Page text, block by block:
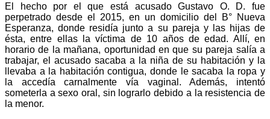
El hecho por el que está acusado Gustavo O. D. fue
perpetrado desde el 2015, en un domicilio del B° Nueva
Esperanza, donde residía junto a su pareja y las hijas de
ésta, entre ellas la víctima de 10 años de edad. Allí, en
horario de la mañana, oportunidad en que su pareja salía a
trabajar, el acusado sacaba a la niña de su habitación y la
llevaba a la habitación contigua, donde le sacaba la ropa y
la accedía carnalmente vía vaginal. Además, intentó
someterla a sexo oral, sin lograrlo debido a la resistencia de
la menor.